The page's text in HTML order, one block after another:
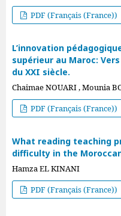
PDF (Français (France))
L’innovation
supérieur au Maroc:
du XXI siècle.
Chaimae NOUARI , Mounia
PDF (Français (France))
What reading teaching
difficulty in the
Hamza EL KINANI
PDF (Français (France))